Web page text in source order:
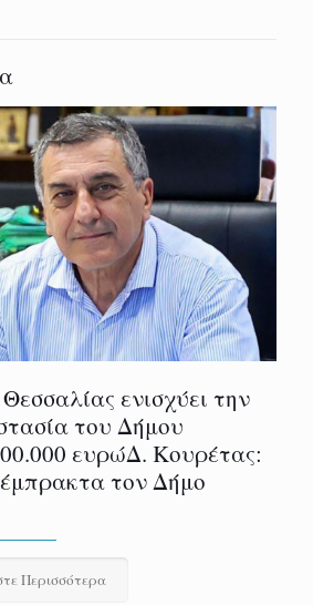
ενισχύει την
του Δήμου
ευρώΔ. Κουρέτας:
τον Δήμο
Περισσότερα